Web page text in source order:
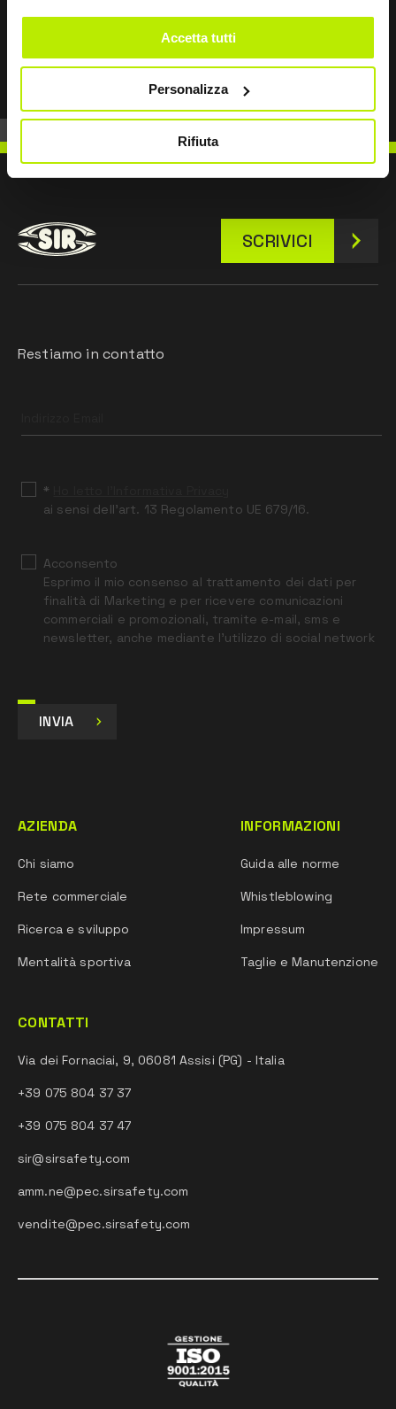
Accetta tutti
Personalizza
Rifiuta
Prev Next
SCRIVICI
Restiamo in contatto
field
*
ai sensi dell’art. 13 Regolamento UE 679/16.
Acconsento
Esprimo il mio consenso al trattamento dei dati per
finalità di Marketing e per ricevere comunicazioni
commerciali e promozionali, tramite e-mail, sms e
newsletter, anche mediante l’utilizzo di social network
INVIA
AZIENDA
Chi siamo
Rete commerciale
Ricerca e sviluppo
Mentalità sportiva
INFORMAZIONI
Guida alle norme
Whistleblowing
Impressum
Taglie e Manutenzione
CONTATTI
Via dei Fornaciai, 9, 06081 Assisi (PG) - Italia
+39 075 804 37 37
+39 075 804 37 47
sir@sirsafety.com
amm.ne@pec.sirsafety.com
vendite@pec.sirsafety.com